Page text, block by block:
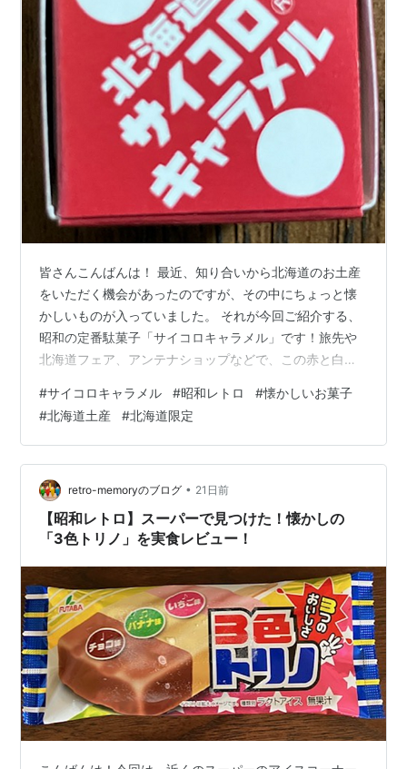
皆さんこんばんは！ 最近、知り合いから北海道のお土産
をいただく機会があったのですが、その中にちょっと懐
かしいものが入っていました。 それが今回ご紹介する、
昭和の定番駄菓子「サイコロキャラメル」です！旅先や
北海道フェア、アンテナショップなどで、この赤と白の
がワクワクしませんか？ 「そういえば最近、普通のスー
パーで見かけなくなったな…」と思っている方も多いの
ではないでしょうか？ 実はこのお菓子、一度全国販売が
終了しているんです。 久しぶりに手に入れて食べてみた
ら、あの頃と変わらない懐かしい美味しさが広がり、と
ても温かい気持ちになりました。 実は「全…
#サイコロキャラメル #昭和レトロ #懐かしいお菓子
#北海道土産 #北海道限定
retro-memoryのブログ • 21日前
【昭和レトロ】スーパーで見つけた！懐かしの
「3色トリノ」を実食レビュー！